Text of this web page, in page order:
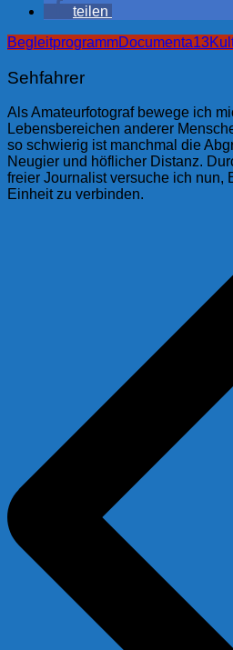
teilen
BegleitprogrammDocumenta13
Sehfahrer
Als Amateurfotograf bewege ich
Lebensbereichen anderer
so schwierig ist manchmal die
Neugier und höflicher Distanz.
freier Journalist versuche ich nun,
Einheit zu verbinden.